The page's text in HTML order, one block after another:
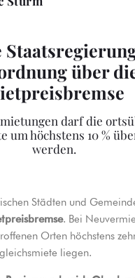
über
darf die
um höchstens 10 %
werden.
Städten und
. Bei
Orten höchstens
liegen.